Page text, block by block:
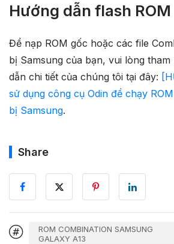
Hướng dẫn flash ROM
Để nạp ROM gốc hoặc các file
bị Samsung của bạn, vui lòng
dẫn chi tiết của chúng tôi tại đây:
sử dụng công cụ Odin để chạy
bị Samsung.
Share
ROM COMBINATION SAMSUNG
GALAXY A13